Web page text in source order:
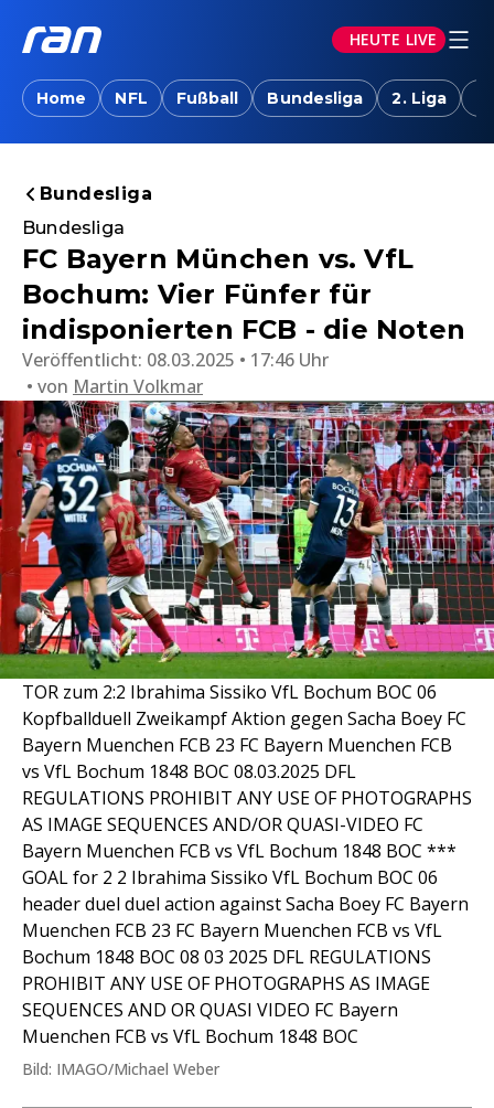
HEUTE LIVE
Home NFL Fußball Bundesliga 2. Liga
Bundesliga
Bundesliga
FC Bayern München vs. VfL
Bochum: Vier Fünfer für
indisponierten FCB - die Noten
Veröffentlicht: 08.03.2025 • 17:46 Uhr
von Martin Volkmar
TOR zum 2:2 Ibrahima Sissiko VfL Bochum BOC 06
Kopfballduell Zweikampf Aktion gegen Sacha Boey FC
Bayern Muenchen FCB 23 FC Bayern Muenchen FCB
vs VfL Bochum 1848 BOC 08.03.2025 DFL
REGULATIONS PROHIBIT ANY USE OF PHOTOGRAPHS
AS IMAGE SEQUENCES AND/OR QUASI-VIDEO FC
Bayern Muenchen FCB vs VfL Bochum 1848 BOC ***
GOAL for 2 2 Ibrahima Sissiko VfL Bochum BOC 06
header duel duel action against Sacha Boey FC Bayern
Muenchen FCB 23 FC Bayern Muenchen FCB vs VfL
Bochum 1848 BOC 08 03 2025 DFL REGULATIONS
PROHIBIT ANY USE OF PHOTOGRAPHS AS IMAGE
SEQUENCES AND OR QUASI VIDEO FC Bayern
Muenchen FCB vs VfL Bochum 1848 BOC
Bild: IMAGO/Michael Weber